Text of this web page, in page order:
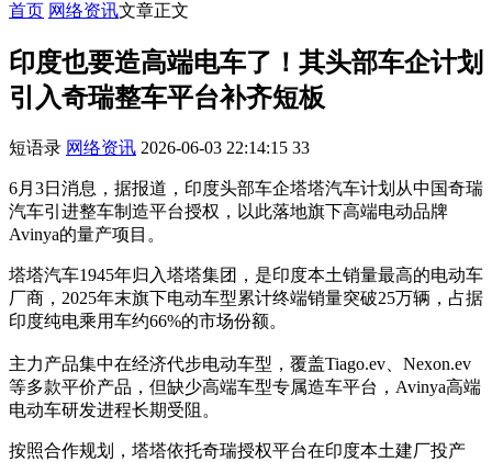
首页 网络资讯文章正文
印度也要造高端电车了！其头部车企计划
引入奇瑞整车平台补齐短板
短语录 网络资讯 2026-06-03 22:14:15 33
6月3日消息，据报道，印度头部车企塔塔汽车计划从中国奇瑞
汽车引进整车制造平台授权，以此落地旗下高端电动品牌
Avinya的量产项目。
塔塔汽车1945年归入塔塔集团，是印度本土销量最高的电动车
厂商，2025年末旗下电动车型累计终端销量突破25万辆，占据
印度纯电乘用车约66%的市场份额。
主力产品集中在经济代步电动车型，覆盖Tiago.ev、Nexon.ev
等多款平价产品，但缺少高端车型专属造车平台，Avinya高端
电动车研发进程长期受阻。
按照合作规划，塔塔依托奇瑞授权平台在印度本土建厂投产